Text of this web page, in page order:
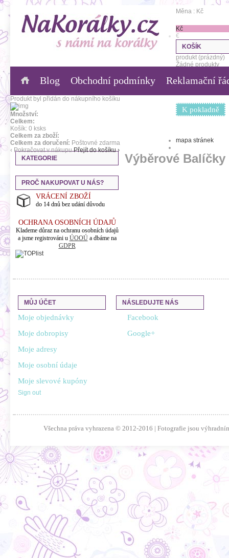
Měna : Kč
Kč
€
KOŠÍK
produkt (prázdný)
Žádné produkty
0,00 Kč Poštovné
K pokladně
mapa stránek
Blog Obchodní podmínky Reklamační
Produkt byl přidán do nákupního košíku
Množství:
Celkem:
Košík: 0 ksks
Celkem za zboží:
Celkem za doručení: Poštovné zdarma
‹ Pokračovat v nákupu Přejít do košíku ›
KATEGORIE
PROČ NAKUPOVAT U NÁS?
VRÁCENÍ ZBOŽÍ
do 14 dnů bez udání důvodu
OCHRANA OSOBNÍCH ÚDAJŮ
Klademe důraz na ochranu osobních údajů
a jsme registrováni u ÚOOÚa dbáme na
GDPR
Výběrové Balíčky
MŮJ ÚČET
Moje objednávky
Moje dobropisy
Moje adresy
Moje osobní údaje
Moje slevové kupóny
Sign out
NÁSLEDUJTE NÁS
Facebook
Google+
Všechna práva vyhrazena © 2012-2016 | Fotografie jsou